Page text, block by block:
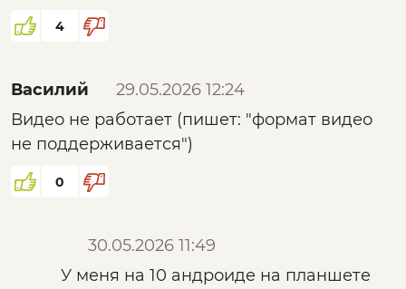
4
Василий
29.05.2026 12:24
Видео не работает (пишет: "формат видео
не поддерживается")
0
30.05.2026 11:49
У меня на 10 андроиде на планшете